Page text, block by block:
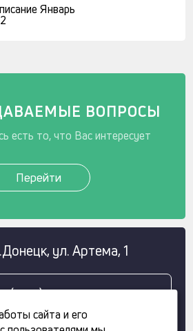
Январь
ВОПРОСЫ
есть то, что Вас интересует
Перейти
Донецк, ул. Артема, 1
(949) 308 11 68
сайта и его